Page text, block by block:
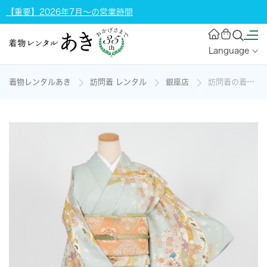
【重要】2026年7月～の営業時間
Language
着物レンタルあき 訪問着 レンタル 銀座店 訪問着の着物レンタル